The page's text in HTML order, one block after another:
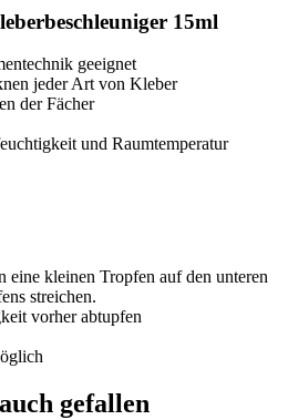
15ml
geeignet
jeder Art von Kleber
der Fächer
und Raumtemperatur
eine kleinen Tropfen auf den unteren
streichen.
vorher abtupfen
gefallen